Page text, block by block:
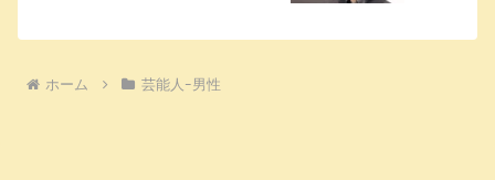
ホーム 芸能人ｰ男性